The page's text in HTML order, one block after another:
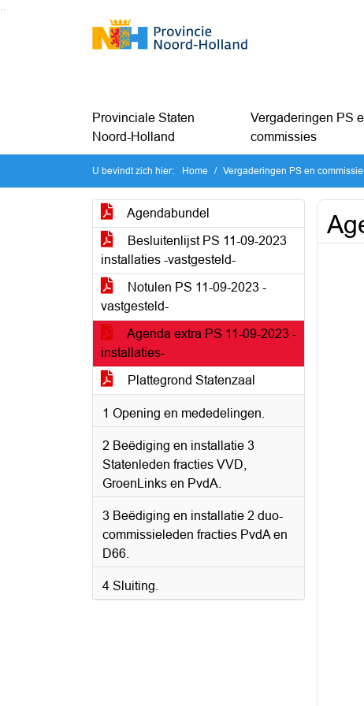
Ga naar de inhoud van deze pagina
Ga naar het zoeken
Provinciale Staten
Noord-Holland
Vergaderingen PS
commissies
U bevindt zich hier: Home Vergaderingen PS en
Agendabundel
Besluitenlijst PS 11-09-2023
installaties -vastgesteld-
Notulen PS 11-09-2023 -
vastgesteld-
Agenda extra PS 11-09-2023 -
installaties-
Plattegrond Statenzaal
1 Opening en mededelingen.
2 Beëdiging en installatie 3
Statenleden fracties VVD,
GroenLinks en PvdA.
3 Beëdiging en installatie 2 duo-
commissieleden fracties PvdA en
D66.
4 Sluiting.